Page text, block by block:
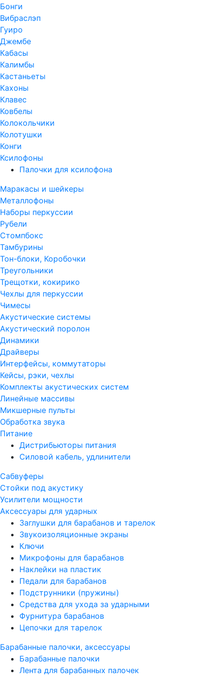
Бонги
Вибраслэп
Гуиро
Джембе
Кабасы
Калимбы
Кастаньеты
Кахоны
Клавес
Ковбелы
Колокольчики
Колотушки
Конги
Ксилофоны
Палочки для ксилофона
Маракасы и шейкеры
Металлофоны
Наборы перкуссии
Рубели
Стомпбокс
Тамбурины
Тон-блоки, Коробочки
Треугольники
Трещотки, кокирико
Чехлы для перкуссии
Чимесы
Акустические системы
Акустический поролон
Динамики
Драйверы
Интерфейсы, коммутаторы
Кейсы, рэки, чехлы
Комплекты акустических систем
Линейные массивы
Микшерные пульты
Обработка звука
Питание
Дистрибьюторы питания
Силовой кабель, удлинители
Сабвуферы
Стойки под акустику
Усилители мощности
Аксессуары для ударных
Заглушки для барабанов и тарелок
Звукоизоляционные экраны
Ключи
Микрофоны для барабанов
Наклейки на пластик
Педали для барабанов
Подструнники (пружины)
Средства для ухода за ударными
Фурнитура барабанов
Цепочки для тарелок
Барабанные палочки, аксессуары
Барабанные палочки
Лента для барабанных палочек